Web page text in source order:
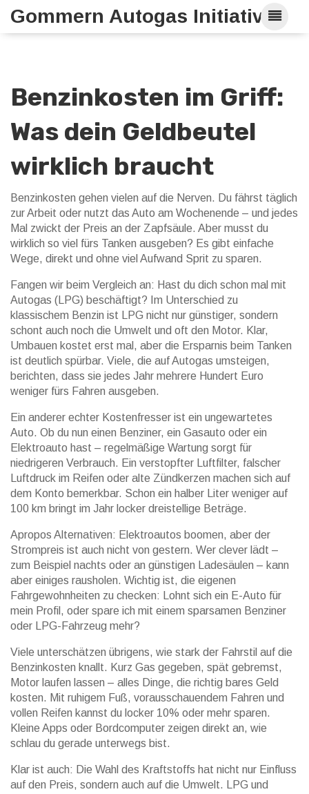
Gommern Autogas Initiative
Benzinkosten im Griff:
Was dein Geldbeutel
wirklich braucht
Benzinkosten gehen vielen auf die Nerven. Du fährst täglich
zur Arbeit oder nutzt das Auto am Wochenende – und jedes
Mal zwickt der Preis an der Zapfsäule. Aber musst du
wirklich so viel fürs Tanken ausgeben? Es gibt einfache
Wege, direkt und ohne viel Aufwand Sprit zu sparen.
Fangen wir beim Vergleich an: Hast du dich schon mal mit
Autogas (LPG) beschäftigt? Im Unterschied zu
klassischem Benzin ist LPG nicht nur günstiger, sondern
schont auch noch die Umwelt und oft den Motor. Klar,
Umbauen kostet erst mal, aber die Ersparnis beim Tanken
ist deutlich spürbar. Viele, die auf Autogas umsteigen,
berichten, dass sie jedes Jahr mehrere Hundert Euro
weniger fürs Fahren ausgeben.
Ein anderer echter Kostenfresser ist ein ungewartetes
Auto. Ob du nun einen Benziner, ein Gasauto oder ein
Elektroauto hast – regelmäßige Wartung sorgt für
niedrigeren Verbrauch. Ein verstopfter Luftfilter, falscher
Luftdruck im Reifen oder alte Zündkerzen machen sich auf
dem Konto bemerkbar. Schon ein halber Liter weniger auf
100 km bringt im Jahr locker dreistellige Beträge.
Apropos Alternativen: Elektroautos boomen, aber der
Strompreis ist auch nicht von gestern. Wer clever lädt –
zum Beispiel nachts oder an günstigen Ladesäulen – kann
aber einiges rausholen. Wichtig ist, die eigenen
Fahrgewohnheiten zu checken: Lohnt sich ein E-Auto für
mein Profil, oder spare ich mit einem sparsamen Benziner
oder LPG-Fahrzeug mehr?
Viele unterschätzen übrigens, wie stark der Fahrstil auf die
Benzinkosten knallt. Kurz Gas gegeben, spät gebremst,
Motor laufen lassen – alles Dinge, die richtig bares Geld
kosten. Mit ruhigem Fuß, vorausschauendem Fahren und
vollen Reifen kannst du locker 10% oder mehr sparen.
Kleine Apps oder Bordcomputer zeigen direkt an, wie
schlau du gerade unterwegs bist.
Klar ist auch: Die Wahl des Kraftstoffs hat nicht nur Einfluss
auf den Preis, sondern auch auf die Umwelt. LPG und